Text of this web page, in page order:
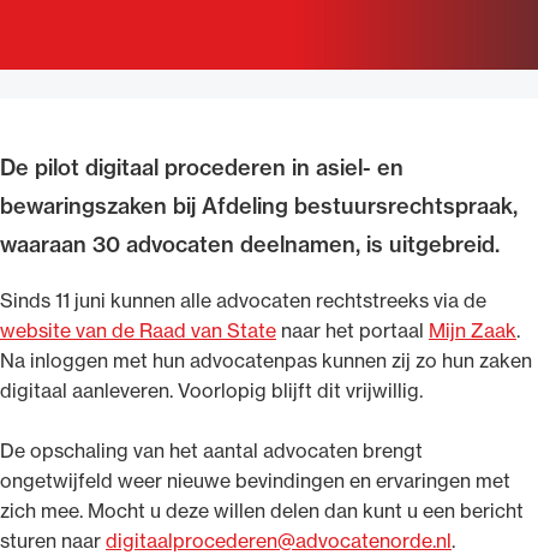
De pilot digitaal procederen in asiel- en
bewaringszaken bij Afdeling bestuursrechtspraak,
waaraan 30 advocaten deelnamen, is uitgebreid.
Sinds 11 juni kunnen alle advocaten rechtstreeks via de
website van de Raad van State naar het portaal Mijn Zaak.
Na inloggen met hun advocatenpas kunnen zij zo hun zaken
digitaal aanleveren. Voorlopig blijft dit vrijwillig.
De opschaling van het aantal advocaten brengt
ongetwijfeld weer nieuwe bevindingen en ervaringen met
zich mee. Mocht u deze willen delen dan kunt u een bericht
sturen naar digitaalprocederen@advocatenorde.nl.
Alle wet- en regelgeving voor de advocatuur.
Van de Advocatenwet tot de Verordening op
de advocatuur (Voda) en de Regeling op de